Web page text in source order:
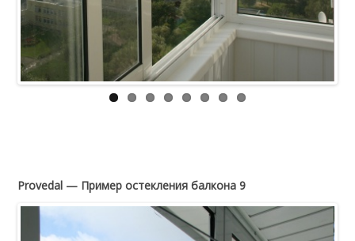
Provedal — Пример остекления балкона 9